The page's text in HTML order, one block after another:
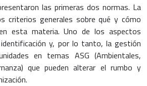
las primeras dos normas. La
criterios generales sobre qué y cómo
esta materia. Uno de los aspectos
y, por lo tanto, la gestión
en temas ASG (Ambientales,
que pueden alterar el rumbo y